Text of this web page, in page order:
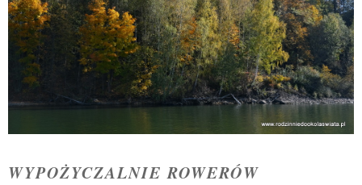
WYPOŻYCZALNIE ROWERÓW